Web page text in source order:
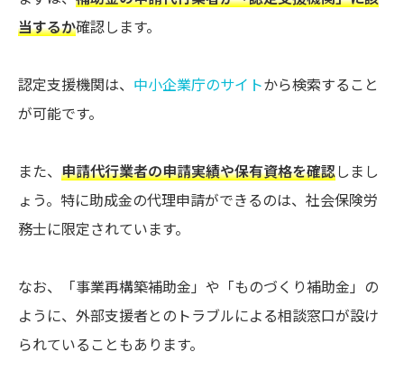
当するか確認します。
認定支援機関は、 中小企業庁のサイトから検索すること
が可能です。
また、 申請代行業者の申請実績や保有資格を確認しまし
ょう。特に助成金の代理申請ができるのは、社会保険労
務士に限定されています。
なお、「事業再構築補助金」や「ものづくり補助金」の
ように、外部支援者とのトラブルによる相談窓口が設け
られていることもあります。